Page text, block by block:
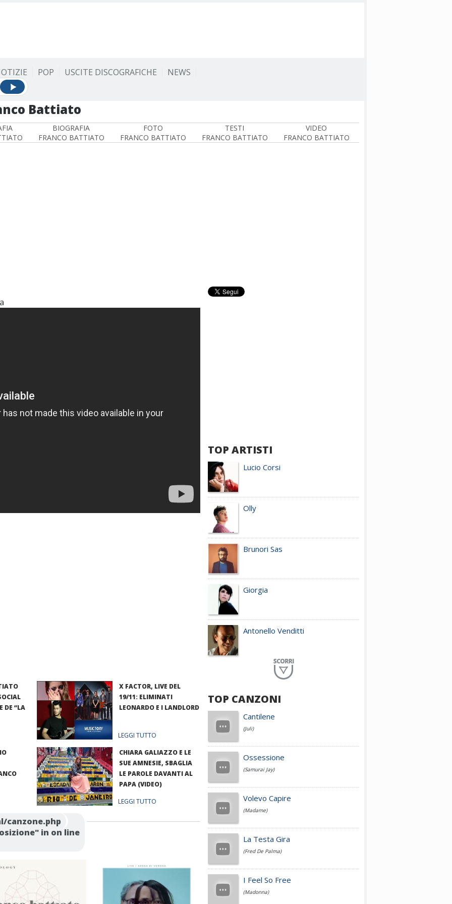
POP USCITE DISCOGRAFICHE NEWS
Battiato
BIOGRAFIA
FRANCO BATTIATO
FOTO
FRANCO BATTIATO
TESTI
FRANCO BATTIATO
VIDEO
FRANCO BATTIATO
DE “LA
X FACTOR, LIVE DEL
19/11: ELIMINATI
LEONARDO E I LANDLORD
LEGGI TUTTO
CHIARA GALIAZZO E LE
SUE AMNESIE, SBAGLIA
LE PAROLE DAVANTI AL
PAPA (VIDEO)
LEGGI TUTTO
in
canzone.php
on line
TOP ARTISTI
Lucio Corsi
Olly
Brunori Sas
Giorgia
Antonello Venditti
Planet Funk
Achille Lauro
Cesare Cremonini
Jovanotti
Fedez
Simone Cristicchi
TOP CANZONI
Cantilene
(Juli)
Ossessione
(Samurai Jay)
Volevo Capire
(Madame)
La Testa Gira
(Fred De Palma)
I Feel So Free
(Madonna)